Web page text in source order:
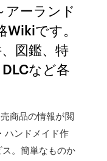
アーランド
です。
図鑑、特
など各
商品の情報が閲
ハンドメイド作
。簡単なものか